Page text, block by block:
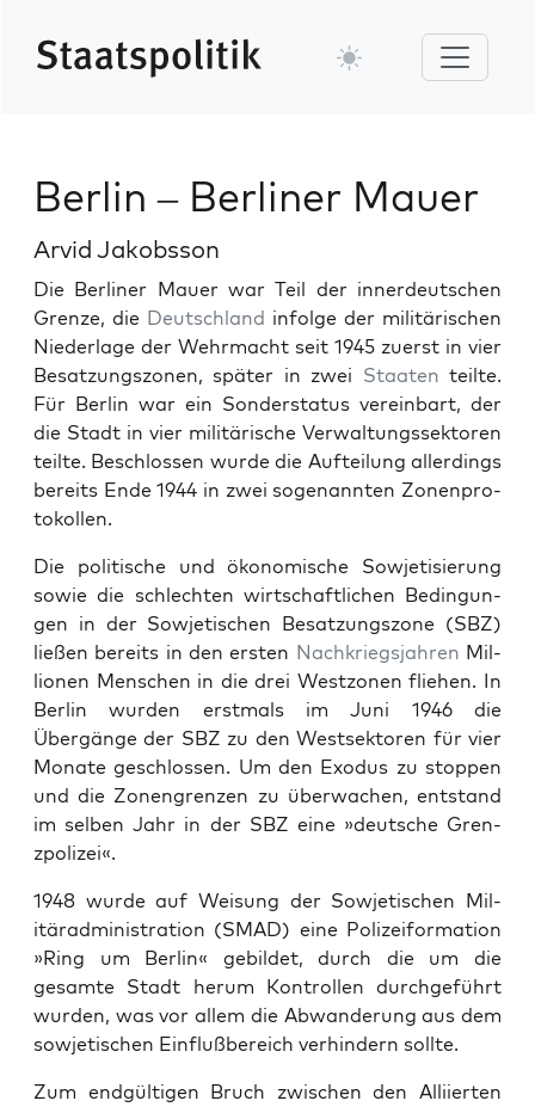
Berlin – Berliner Mauer
Arvid Jakobsson
Die Berlin­er Mauer war Teil der innerdeutschen
Gren­ze, die Deutsch­land infolge der mil­itärischen
Nieder­lage der Wehrma­cht seit 1945 zuerst in vier
Besatzungszo­nen, später in zwei Staat­en teilte.
Für Berlin war ein Son­der­sta­tus vere­in­bart, der
die Stadt in vier mil­itärische Ver­wal­tungssek­toren
teilte. Beschlossen wurde die Aufteilung allerd­ings
bere­its Ende 1944 in zwei soge­nan­nten Zonen­pro­
tokollen.
Die poli­tis­che und ökonomis­che Sow­jetisierung
sowie die schlecht­en wirtschaftlichen Bedin­gun­
gen in der Sow­jetis­chen Besatzungszone (SBZ)
ließen bere­its in den ersten Nachkriegs­jahren Mil­
lio­nen Men­schen in die drei West­zo­nen fliehen. In
Berlin wur­den erst­mals im Juni 1946 die
Übergänge der SBZ zu den West­sek­toren für vier
Monate geschlossen. Um den Exo­dus zu stop­pen
und die Zonen­gren­zen zu überwachen, ent­stand
im sel­ben Jahr in der SBZ eine »deutsche Gren­
zpolizei«.
1948 wurde auf Weisung der Sow­jetis­chen Mil­
itärad­min­is­tra­tion (SMAD) eine Polizeifor­ma­tion
»Ring um Berlin« gebildet, durch die um die
gesamte Stadt herum Kon­trollen durchge­führt
wur­den, was vor allem die Abwan­derung aus dem
sow­jetis­chen Ein­flußbere­ich ver­hin­dern sollte.
Zum endgülti­gen Bruch zwis­chen den Alli­ierten